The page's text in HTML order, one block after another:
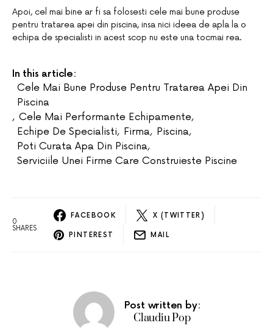
Apoi, cel mai bine ar fi sa folosesti cele mai bune produse
pentru tratarea apei din piscina, insa nici ideea de apla la o
echipa de specialisti in acest scop nu este una tocmai rea.
In this article:
Cele Mai Bune Produse Pentru Tratarea Apei Din
Piscina
, Cele Mai Performante Echipamente,
Echipe De Specialisti, Firma, Piscina,
Poti Curata Apa Din Piscina,
Serviciile Unei Firme Care Construieste Piscine
0
SHARES
FACEBOOK X (TWITTER)
PINTEREST MAIL
Post written by:
Claudiu Pop